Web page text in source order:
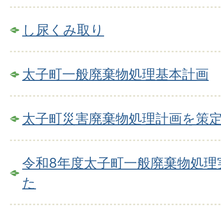
し尿くみ取り
太子町一般廃棄物処理基本計画
太子町災害廃棄物処理計画を策
令和8年度太子町一般廃棄物処
た